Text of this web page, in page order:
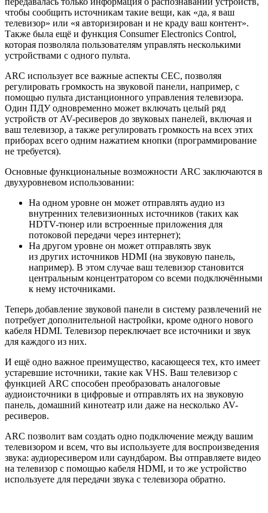
чтобы сообщить источникам такие вещи, как «да, я ваш
телевизор» или «я авторизирован и не краду ваш контент».
Также была ещё и функция Consumer Electronics Control,
которая позволяла пользователям управлять несколькими
устройствами с одного пульта.
ARC использует все важные аспекты CEC, позволяя
регулировать громкость на звуковой панели, например, с
помощью пульта дистанционного управления телевизора.
Один ПДУ одновременно может включать целый ряд
устройств от AV-ресиверов до звуковых панелей, включая и
ваш телевизор, а также регулировать громкость на всех этих
приборах всего одним нажатием кнопки (программирование
не требуется).
Основные функциональные возможности ARC заключаются в
двухуровневом использовании:
На одном уровне он может отправлять аудио из
внутренних телевизионных источников (таких как
HDTV-тюнер или встроенные приложения для
потоковой передачи через интернет);
На другом уровне он может отправлять звук
из других источников HDMI (на звуковую панель,
например). В этом случае ваш телевизор становится
центральным концентратором со всеми подключёнными
к нему источниками.
Теперь добавление звуковой панели в систему развлечений не
потребует дополнительной настройки, кроме одного нового
кабеля HDMI. Телевизор переключает все источники и звук
для каждого из них.
И ещё одно важное преимущество, касающееся тех, кто имеет
устаревшие источники, такие как VHS. Ваш телевизор с
функцией ARC способен преобразовать аналоговые
аудиоисточники в цифровые и отправлять их на звуковую
панель, домашний кинотеатр или даже на несколько AV-
ресиверов.
ARC позволит вам создать одно подключение между вашим
телевизором и всем, что вы используете для воспроизведения
звука: аудиоресивером или саундбаром. Вы отправляете видео
на телевизор с помощью кабеля HDMI, и то же устройство
используете для передачи звука с телевизора обратно.